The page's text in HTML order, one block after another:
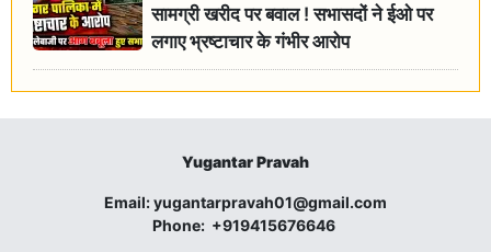
सामग्री खरीद पर बवाल ! सभासदों ने ईओ पर
लगाए भ्रष्टाचार के गंभीर आरोप
Yugantar Pravah
Email:yugantarpravah01@gmail.com
Phone: +919415676646